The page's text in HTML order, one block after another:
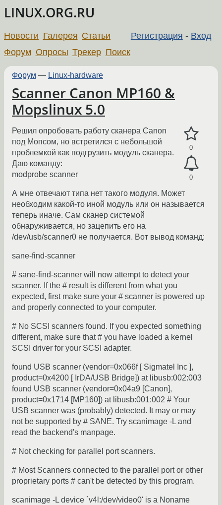
LINUX.ORG.RU
Регистрация - Вход
Новости Галерея Статьи
Форум Опросы Трекер Поиск
Форум — Linux-hardware
Scanner Canon MP160 &
Mopslinux 5.0
0
0
Решил опробовать работу сканера Canon
под Мопсом, но встретился с небольшой
проблемкой как подгрузить модуль сканера.
Даю команду:
modprobe scanner
А мне отвечают типа нет такого модуля. Может
необходим какой-то иной модуль или он называется
теперь иначе. Сам сканер системой
обнаруживается, но зацепить его на
/dev/usb/scanner0 не получается. Вот вывод команд:
sane-find-scanner
# sane-find-scanner will now attempt to detect your
scanner. If the # result is different from what you
expected, first make sure your # scanner is powered up
and properly connected to your computer.
# No SCSI scanners found. If you expected something
different, make sure that # you have loaded a kernel
SCSI driver for your SCSI adapter.
found USB scanner (vendor=0x066f [ Sigmatel Inc ],
product=0x4200 [ IrDA/USB Bridge]) at libusb:002:003
found USB scanner (vendor=0x04a9 [Canon],
product=0x1714 [MP160]) at libusb:001:002 # Your
USB scanner was (probably) detected. It may or may
not be supported by # SANE. Try scanimage -L and
read the backend's manpage.
# Not checking for parallel port scanners.
# Most Scanners connected to the parallel port or other
proprietary ports # can't be detected by this program.
scanimage -L device `v4l:/dev/video0' is a Noname